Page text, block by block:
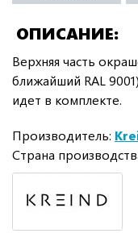
ОПИСАНИЕ
Верхняя часть
ближайший RAL
идет в комплекте.
Производитель:
Страна